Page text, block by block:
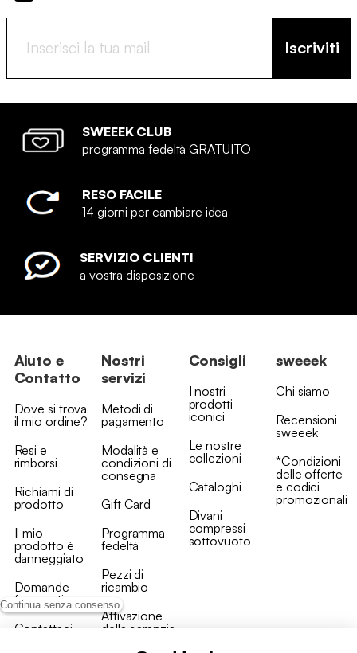
Continua senza consenso
Iscriviti
SWEEEK CLUB
programma fedeltà GRATUITO
RESO FACILE
14 giorni per cambiare idea
SERVIZIO CLIENTI
a vostra disposizione
Aiuto e
Contatto
Dove si trova
il mio ordine?
Resi e
rimborsi
Richiami di
prodotto
Il mio
prodotto è
danneggiato
Domande
frequenti
Contattaci
Nostri
servizi
Metodi di
pagamento
Modalità e
condizioni di
consegna
Gift Card
Programma
fedeltà
Pezzi di
ricambio
Attivazione
della garanzia
Consigli
I nostri
prodotti
iconici
Le nostre
collezioni
Cataloghi
Divani
compressi
sottovuoto
sweeek
Chi siamo
Recensioni
sweeek
*Condizioni
delle offerte
e codici
promozionali